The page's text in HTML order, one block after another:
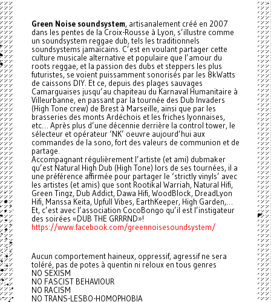
Green Noise soundsystem, artisanalement créé en 2007
dans les pentes de la Croix-Rousse à Lyon, s’illustre comme
un soundsystem reggae dub, tels les traditionnels
soundsystems jamaïcains. C’est en voulant partager cette
culture musicale alternative et populaire que l’amour du
roots reggae, et la passion des dubs et steppers les plus
futuristes, se voient puissamment sonorisés par les 8kWatts
de caissons DIY. Et ce, depuis des plages sauvages
Camarguaises jusqu’au chapiteau du Karnaval Humanitaire à
Villeurbanne, en passant par la tournée des Dub Invaders
(High Tone crew) de Brest à Marseille, ainsi que par les
brasseries des monts Ardéchois et les friches lyonnaises,
etc… Après plus d’une décennie derrière la control tower, le
sélecteur et opérateur ‘NK’ oeuvre aujourd’hui aux
commandes de la sono, fort des valeurs de communion et de
partage.
Accompagnant régulièrement l’artiste (et ami) dubmaker
qu’est Natural High Dub (High Tone) lors de ses tournées, il a
une préférence affirmée pour partager le ‘strictly vinyls’ avec
les artistes (et amis) que sont Rootikal Warriah, Natural Hifi,
Green Tingz, Dub Addict, Dawa Hifi, WoodBlock, DreadLyon
Hifi, Manssa Keita, Upfull Vibes, EarthKeeper, High Garden,…
Et, c’est avec l’association CocoBongo qu’il est l’instigateur
des soirées «DUB THE GRRRND»!
https://www.facebook.com/greennoisesoundsystem/
Aucun comportement haineux, oppressif, agressif ne sera
toléré, pas de potes à quentin ni reloux en tous genres
NO SEXISM
NO FASCIST BEHAVIOUR
NO RACISM
NO TRANS-LESBO-HOMOPHOBIA